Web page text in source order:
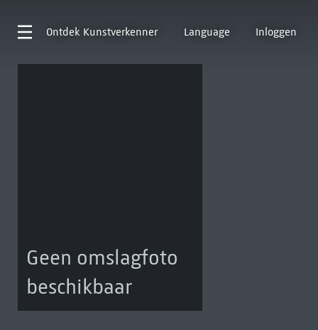
Ontdek Kunstverkenner Language Inloggen
Geen omslagfoto
beschikbaar